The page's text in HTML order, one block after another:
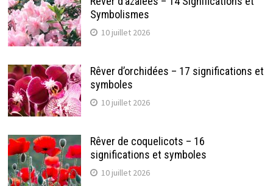
Symbolismes
10 juillet 2026
Rêver d’orchidées – 17 significations et
symboles
10 juillet 2026
Rêver de coquelicots – 16
significations et symboles
10 juillet 2026